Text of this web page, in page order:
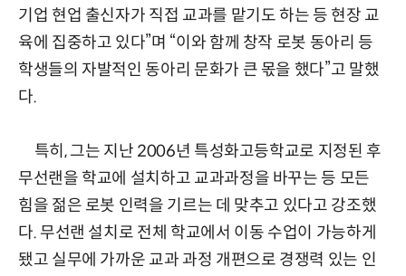
기업 현업 출신자가 직접 교과를 맡기도 하는 등 현장 교
육에 집중하고 있다”며 “이와 함께 창작 로봇 동아리 등
학생들의 자발적인 동아리 문화가 큰 몫을 했다”고 말했
다.
특히, 그는 지난 2006년 특성화고등학교로 지정된 후
무선랜을 학교에 설치하고 교과과정을 바꾸는 등 모든
힘을 젊은 로봇 인력을 기르는 데 맞추고 있다고 강조했
다. 무선랜 설치로 전체 학교에서 이동 수업이 가능하게
됐고 실무에 가까운 교과 과정 개편으로 경쟁력 있는 인